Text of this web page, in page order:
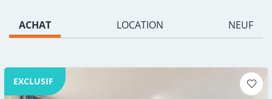
ACHAT LOCATION NEUF
EXCLUSIF